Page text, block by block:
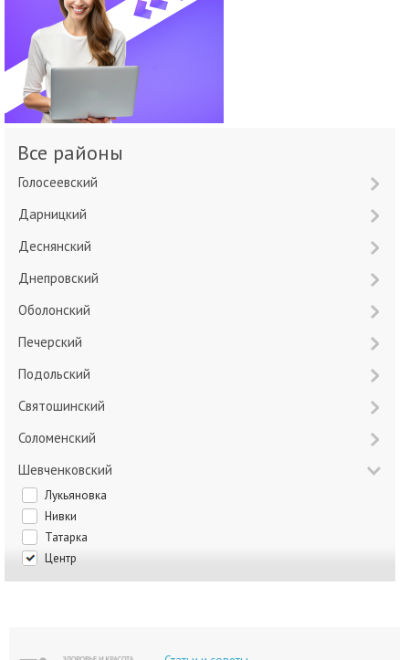
Все районы
Голосеевский
Дарницкий
Деснянский
Днепровский
Оболонский
Печерский
Подольский
Святошинский
Соломенский
Шевченковский
Лукьяновка
Нивки
Татарка
Центр